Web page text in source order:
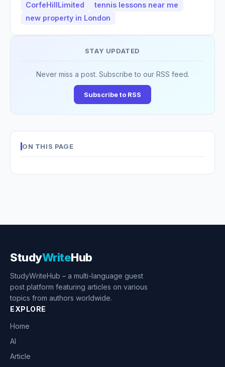
CorfeHillLimited
tennis lessons near me
new property in London
STAY UPDATED
Never miss a post. Subscribe to our RSS feed.
Subscribe to RSS
ON THIS PAGE
StudyWriteHub
StudyWriteHub – a multi-language guest
post platform featuring articles on various
topics from authors worldwide.
EXPLORE
Home
AI
Article